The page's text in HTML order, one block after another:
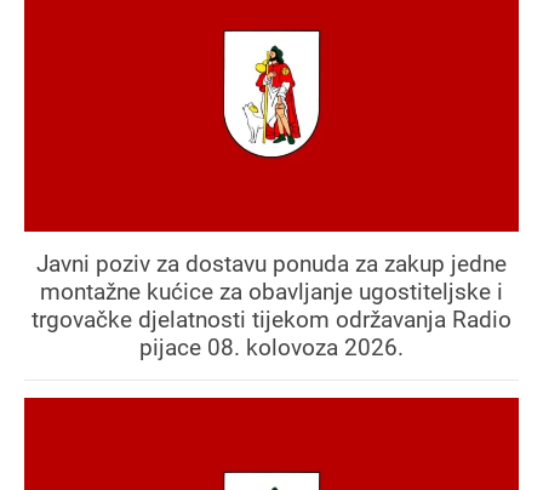
Javni poziv za dostavu ponuda za zakup jedne
montažne kućice za obavljanje ugostiteljske i
trgovačke djelatnosti tijekom održavanja Radio
pijace 08. kolovoza 2026.